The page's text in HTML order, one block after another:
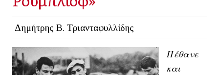
Δημήτρης Β. Τριανταφυλλίδης
Πέθανε
και